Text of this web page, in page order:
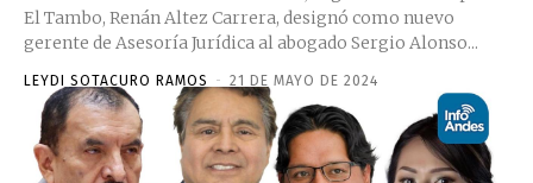
El Tambo, Renán Altez Carrera, designó como nuevo
gerente de Asesoría Jurídica al abogado Sergio Alonso...
LEYDI SOTACURO RAMOS - 21 DE MAYO DE 2024